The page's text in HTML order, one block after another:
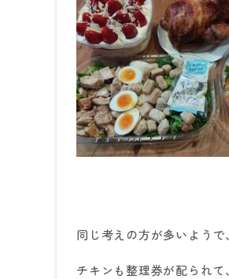
同じ考えの方が多いようで
チキンも整理券が配られて